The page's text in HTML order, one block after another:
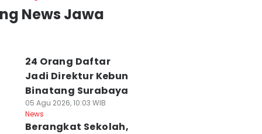
News Jawa
24 Orang Daftar
Jadi Direktur Kebun
Binatang Surabaya
05 Agu 2026, 10:03 WIB
News
Berangkat Sekolah,